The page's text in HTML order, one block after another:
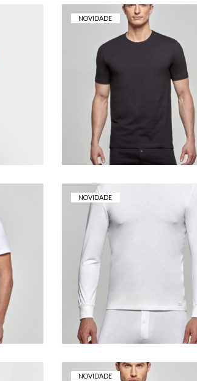
NOVIDADE
T-SHIRT IMPETUS PURE
NOVIDADE
CAMISOLA TÉRMICA
NOVIDADE